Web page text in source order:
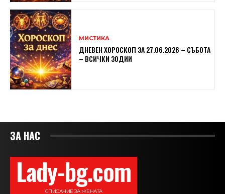
МИСТИКА
ДНЕВЕН ХОРОСКОП ЗА 27.06.2026 – СЪБОТА
– ВСИЧКИ ЗОДИИ
ЗА НАС
Lady-bg.com
СПИСАНИЕ ЗА ЖЕНАТА